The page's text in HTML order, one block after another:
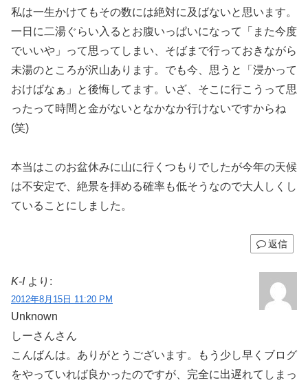
私は一生かけてもその数には絶対に及ばないと思います。
一日に二湯ぐらい入るとお腹いっぱいになって「また今度
でいいや」って思ってしまい、そばまで行っておきながら
未湯のところが沢山あります。でも今、思うと「浸かって
おけばなぁ」と後悔してます。いざ、そこに行こうって思
ったって時間と金がないとなかなか行けないですからね
(笑)
本当はこのお盆休みに山に行くつもりでしたが今年の天候
は不安定で、絶景を拝める確率も低そうなので大人しくし
ていることにしました。
返信
K-I より:
2012年8月15日 11:20 PM
Unknown
しーさんさん
こんばんは。ありがとうございます。もう少し早くブログ
をやっていれば良かったのですが、完全に出遅れてしまっ